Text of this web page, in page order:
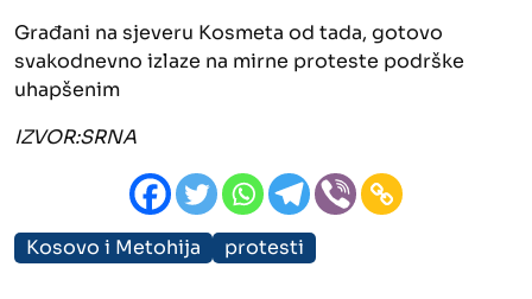
Građani na sjeveru Kosmeta od tada, gotovo
svakodnevno izlaze na mirne proteste podrške
uhapšenim
IZVOR:SRNA
Kosovo i Metohija protesti